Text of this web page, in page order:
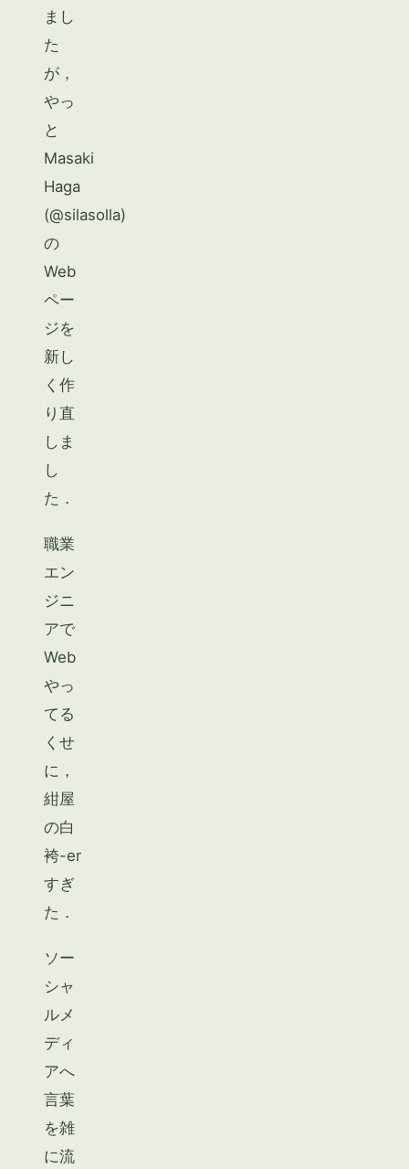
まし
た
が，
やっ
と
Masaki
Haga
(@silasolla)
の
Web
ペー
ジを
新し
く作
り直
しま
し
た．
職業
エン
ジニ
アで
Web
やっ
てる
くせ
に，
紺屋
の白
袴-er
すぎ
た．
ソー
シャ
ルメ
ディ
アへ
言葉
を雑
に流